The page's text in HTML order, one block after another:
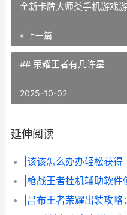
全新卡牌大师类手机游戏
« 上一篇
## 荣耀王者有几许星
2025-10-02
延伸阅读
|枪战王者挂机辅助软件
|吕布王者荣耀出装攻